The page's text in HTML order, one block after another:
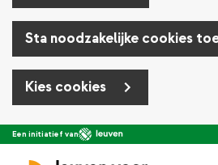
Sta noodzakelijke cookies
Kies cookies
Overslaan
Een initiatief van